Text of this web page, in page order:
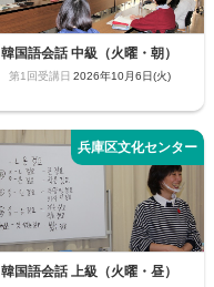
韓国語会話 中級（火曜・朝）
2026年10月6日(火)
韓国語会話 上級（火曜・昼）